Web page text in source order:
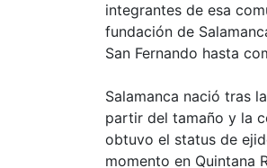
integrantes de esa
fundación de
San Fernando hasta
Salamanca nació tras
partir del tamaño y la
obtuvo el status de
momento en Quintana